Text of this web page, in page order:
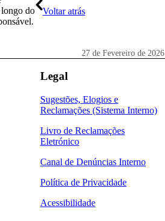
longo do
Voltar atrás
27 de Fevereiro de 2026
Legal
Sugestões, Elogios e
Reclamações (Sistema Interno)
Livro de Reclamações
Eletrónico
Canal de Denúncias Interno
Política de Privacidade
Acessibilidade